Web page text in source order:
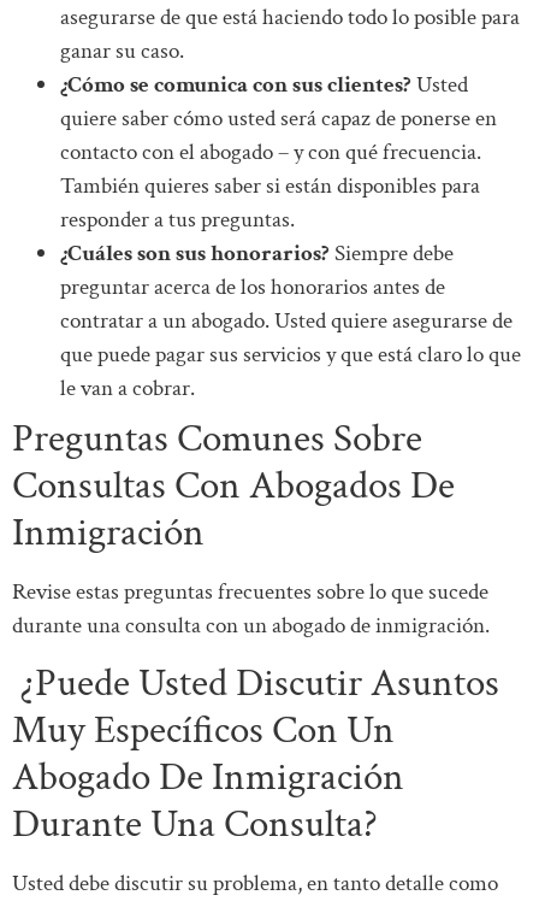
asegurarse de que está haciendo todo lo posible para
ganar su caso.
¿Cómo se comunica con sus clientes? Usted
quiere saber cómo usted será capaz de ponerse en
contacto con el abogado – y con qué frecuencia.
También quieres saber si están disponibles para
responder a tus preguntas.
¿Cuáles son sus honorarios? Siempre debe
preguntar acerca de los honorarios antes de
contratar a un abogado. Usted quiere asegurarse de
que puede pagar sus servicios y que está claro lo que
le van a cobrar.
Preguntas Comunes Sobre
Consultas Con Abogados De
Inmigración
Revise estas preguntas frecuentes sobre lo que sucede
durante una consulta con un abogado de inmigración.
¿Puede Usted Discutir Asuntos
Muy Específicos Con Un
Abogado De Inmigración
Durante Una Consulta?
Usted debe discutir su problema, en tanto detalle como